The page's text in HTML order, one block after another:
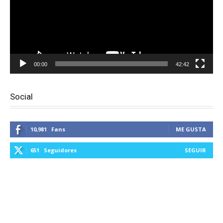
00:00 42:42
Social
10,981 Fans ME GUSTA
651 Seguidores SEGUIR